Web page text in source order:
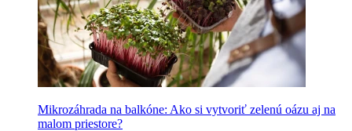
Mikrozáhrada na balkóne: Ako si vytvoriť zelenú oázu aj na
malom priestore?